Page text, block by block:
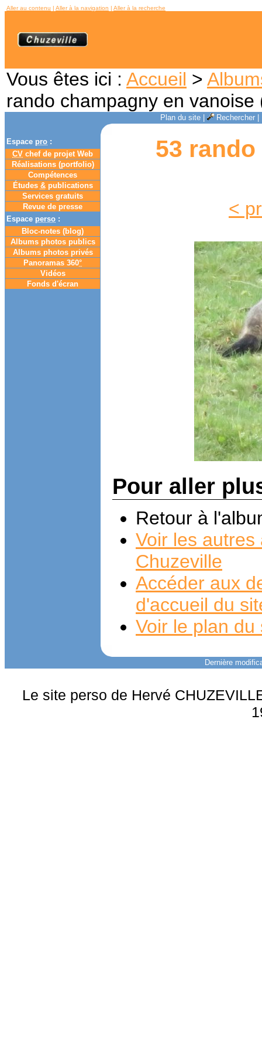
Aller au contenu | Aller à la navigation | Aller à la recherche
Vous êtes ici : Accueil >
rando champagny en vanoise
Plan du site| Rechercher|
Espace pro :
CV chef de projet Web
Réalisations (portfolio)
Compétences
Études &publications
Services gratuits
Revue de presse
Espace perso :
Bloc-notes (blog)
Albums photos publics
Albums photos privés
Panoramas 360°
Vidéos
Fonds d'écran
53
<
Pour aller
Retour à
Voir les
Chuzeville
Accéder aux
d'accueil du
Voir le plan du
Dernière
Le site perso de Hervé